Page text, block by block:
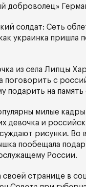
доброволец»
солдат: Сеть
украинка пришла
из села Липцы
поговорить с
подарить на
милые кадры
девочка и
рисунки. Во
пообещала
России.
своей странице в